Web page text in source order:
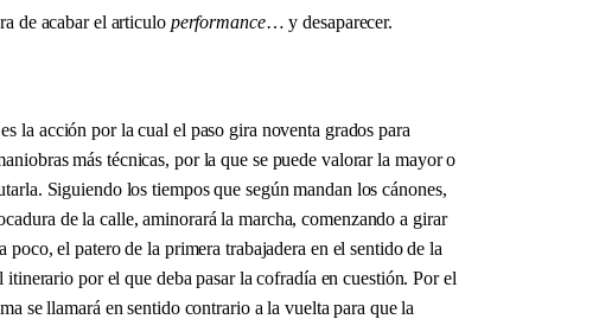
de acabar el articulo performance… y desaparecer.
la acción por la cual el paso gira noventa grados para
más técnicas, por la que se puede valorar la mayor o
Siguiendo los tiempos que según mandan los cánones,
de la calle, aminorará la marcha, comenzando a girar
poco, el patero de la primera trabajadera en el sentido de la
por el que deba pasar la cofradía en cuestión. Por el
se llamará en sentido contrario a la vuelta para que la